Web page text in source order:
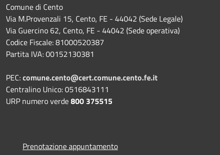
Comune di Cento
Via M.Provenzali 15, Cento, FE - 44042 (Sede Legale)
Via Guercino 62, Cento, FE - 44042 (Sede operativa)
Codice Fiscale: 81000520387
Partita IVA: 00152130381
PEC:comune.cento@cert.comune.cento.fe.it
Centralino Unico: 0516843111
URP numero verde800 375515
Prenotazione appuntamento